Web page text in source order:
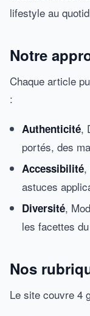
lifestyle au
Notre
Chaque article
:
Authenticité,
portés, des
Accessibilité,
astuces
Diversité,
les facettes
Nos
Le site couvre 4